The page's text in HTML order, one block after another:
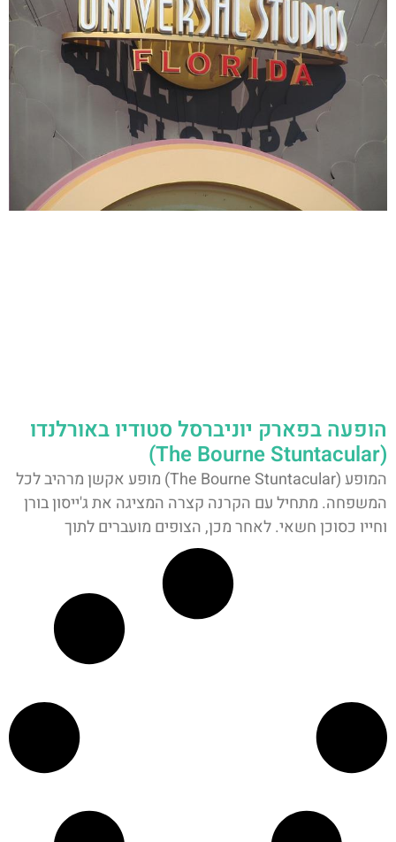
הופעה בפארק יוניברסל סטודיו באורלנדו
(The Bourne Stuntacular)
המופע (The Bourne Stuntacular) מופע אקשן מרהיב לכל
המשפחה. מתחיל עם הקרנה קצרה המציגה את ג'ייסון בורן
וחייו כסוכן חשאי. לאחר מכן, הצופים מועברים לתוך